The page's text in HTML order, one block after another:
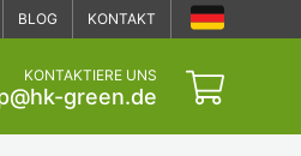
BLOG
KONTAKT
KONTAKTIERE UNS
green.de